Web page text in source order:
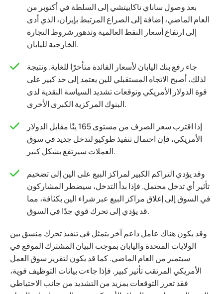
بعد وصول ساناي تاكاييتشي إلى السلطة في أكتوبر من
العام الماضي، إضافة إلى الصراع المرتبط بإيران، الذي أدى
إلى ارتفاع أسعار النفط العالمية وتدهور شروط التجارة
الخارجية لليابان.
جاء رفع بنك اليابان لأسعار الفائدة متأخرًا للغاية. ونتيجة
لذلك، أصبح الاتجاه المستقبلي للين يعتمد إلى حد كبير على
قوة الدولار الأمريكي وتوقعات تشديد السياسة النقدية لدى
البنوك المركزية الكبرى الأخرى.
إذا اقترب سعر الصرف من مستوى 165 ينًا مقابل الدولار
الأمريكي، فإن احتمال تنفيذ طوكيو لتدخل جديد في سوق
العملات سيرتفع بشكل كبير.
وقد يؤدي التراكم الكبير لمراكز البيع على الين إلى تضخيم
تأثير أي تدخل محتمل. فإذا بدأ التدخل، سيضطر المشاركون
في السوق إلى إغلاق مراكز البيع عبر شراء الين بكثافة، مما
قد يؤدي إلى تحرك قوي جدًا في السوق.
وقد يكون هناك عامل داعم آخر يتمثل في تنفيذ تحرك منسق بين
الولايات المتحدة واليابان بموجب البيان المشترك الموقع في
سبتمبر من العام الماضي. كما قد يكون لتقرير سوق العمل
الأمريكي المرتقب تأثير كبير. فإذا جاءت بيانات التوظيف قوية،
فقد تعزز التوقعات بمزيد من التشديد من جانب الاحتياطي